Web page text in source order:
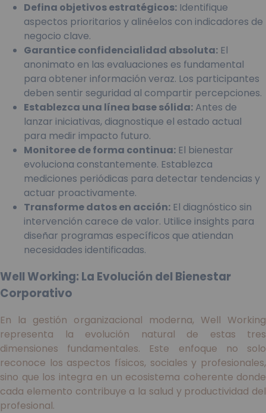
Defina objetivos estratégicos: Identifique
aspectos prioritarios y alinéelos con indicadores de
negocio clave.
Garantice confidencialidad absoluta: El
anonimato en las evaluaciones es fundamental
para obtener información veraz. Los participantes
deben sentir seguridad al compartir percepciones.
Establezca una línea base sólida: Antes de
lanzar iniciativas, diagnostique el estado actual
para medir impacto futuro.
Monitoree de forma continua: El bienestar
evoluciona constantemente. Establezca
mediciones periódicas para detectar tendencias y
actuar proactivamente.
Transforme datos en acción: El diagnóstico sin
intervención carece de valor. Utilice insights para
diseñar programas específicos que atiendan
necesidades identificadas.
Well Working: La Evolución del Bienestar
Corporativo
En la gestión organizacional moderna, Well Working
representa la evolución natural de estas tres
dimensiones fundamentales. Este enfoque no solo
reconoce los aspectos físicos, sociales y profesionales,
sino que los integra en un ecosistema coherente donde
cada elemento contribuye a la salud y productividad del
profesional.